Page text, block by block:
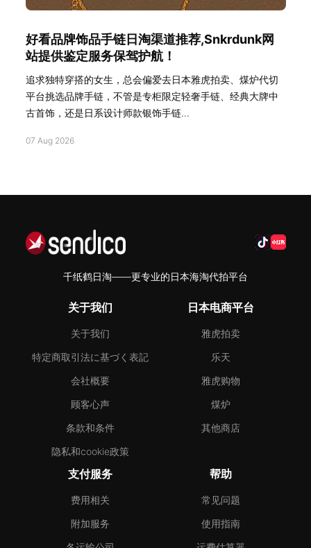
好看品牌饰品手链日淘渠道推荐,Snkrdunk网
站提供鉴定服务保驾护航！
追求独特穿搭的女生，总会偏爱去日本雅虎拍卖、煤炉代切
平台挑选品牌手链，不管是专柜限定轻奢手链、经典大牌中
古首饰，还是日系设计师款银饰手链...
07 Aug 2026
千纸鹤日淘——更专业的日本海淘代拍平台
关于我们
关于我们
特定商取引法に基づく表記
会社概要
顾客心声
条款和条件
隐私和cookie政策
日本电商平台
雅虎拍卖
乐天
雅虎购物
煤炉
其他商店
支付服务
费用相关
附加服务
帮助
常见问题
使用指南